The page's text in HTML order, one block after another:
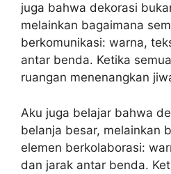
juga bahwa dekorasi
melainkan bagaimana
berkomunikasi: warna,
antar benda. Ketika
ruangan menenangkan
Aku juga belajar bahwa
belanja besar, melainkan
elemen berkolaborasi:
dan jarak antar benda.